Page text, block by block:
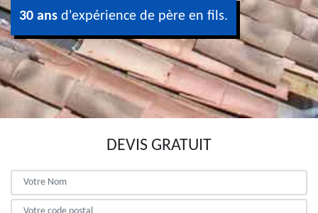
30 ans d'expérience de père en fils.
DEVIS GRATUIT